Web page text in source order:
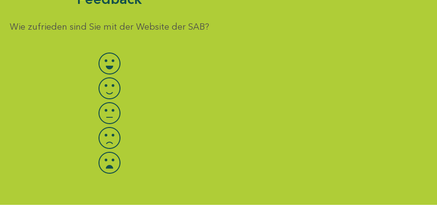
Wie zufrieden sind Sie mit der Website der SAB?
Bewertung auswählen